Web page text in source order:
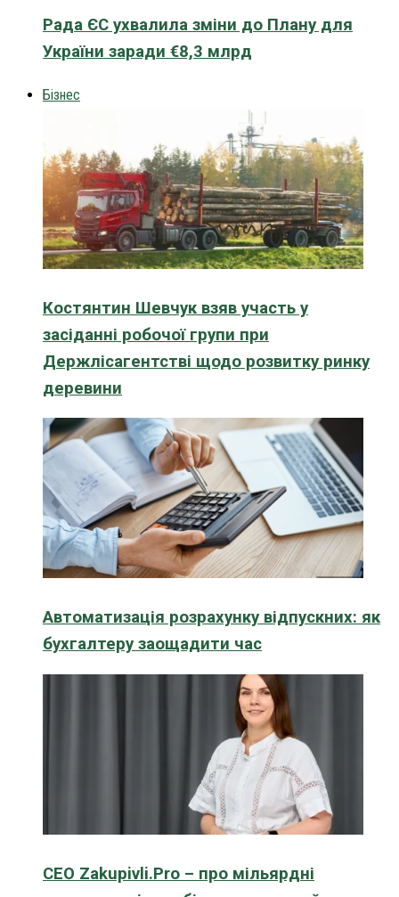
Рада ЄС ухвалила зміни до Плану для
України заради €8,3 млрд
Бізнес
Костянтин Шевчук взяв участь у
засіданні робочої групи при
Держлісагентстві щодо розвитку ринку
деревини
Автоматизація розрахунку відпускних: як
бухгалтеру заощадити час
CEO Zakupivli.Pro – про мільярдні